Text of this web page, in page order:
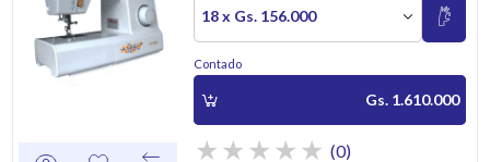
18 x Gs. 156.000
Contado
Gs. 1.610.000
(0)